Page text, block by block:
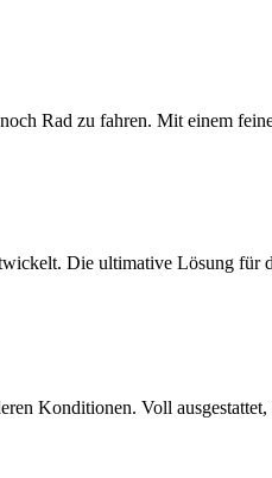
Rad zu fahren. Mit einem
Die ultimative Lösung für
Konditionen. Voll